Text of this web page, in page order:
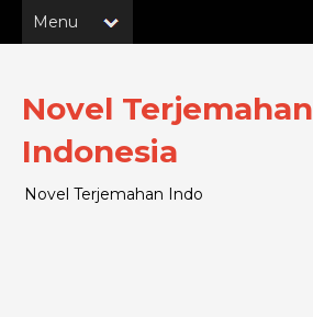
Novel Terjemahan
Indonesia
Novel Terjemahan Indo